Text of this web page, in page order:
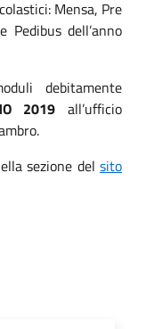
Mensa, Pre
Pedibus dell’anno
debitamente
2019 all’ufficio
sezione del sito